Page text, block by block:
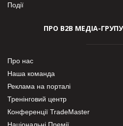
Події
ПРО В2В МЕДІА-ГРУПУ
Про нас
Наша команда
Реклама на порталі
Тренінговий центр
Конференції TradeMaster